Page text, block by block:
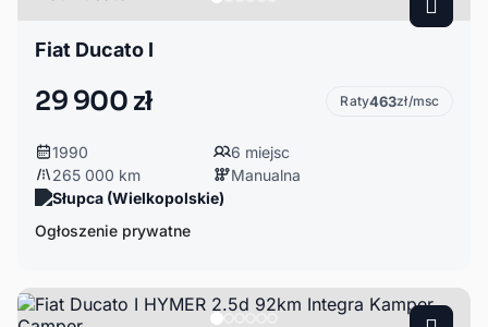
Fiat Ducato I
29 900 zł Raty463zł/msc
1990
6 miejsc
265 000 km
Manualna
Słupca (Wielkopolskie)
Ogłoszenie prywatne